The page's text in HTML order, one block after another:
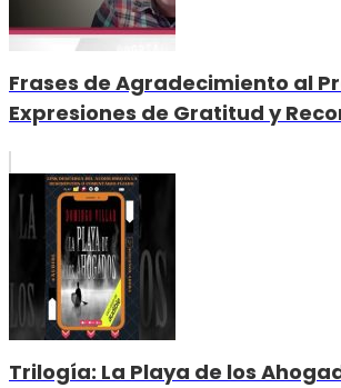
Frases de Agradecimiento al
Expresiones de Gratitud y
Trilogía: La Playa de los